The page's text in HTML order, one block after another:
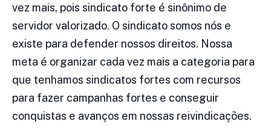
vez mais, pois sindicato forte é sinônimo de
servidor valorizado. O sindicato somos nós e
existe para defender nossos direitos. Nossa
meta é organizar cada vez mais a categoria para
que tenhamos sindicatos fortes com recursos
para fazer campanhas fortes e conseguir
conquistas e avanços em nossas reivindicações.